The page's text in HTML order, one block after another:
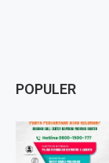
POPULER